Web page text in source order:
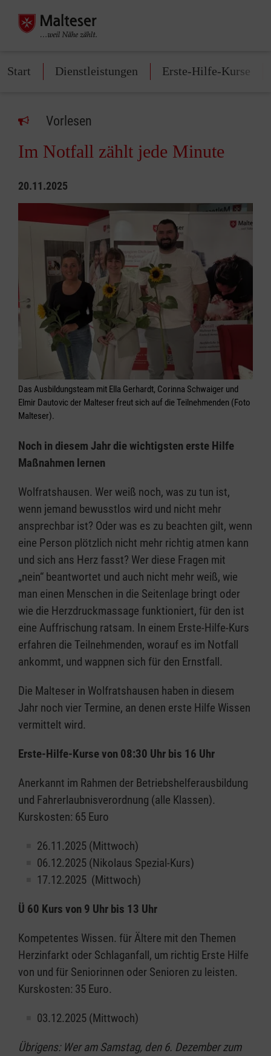
Start Dienstleistungen Erste-Hilfe-Kurse
Vorlesen
Im Notfall zählt jede Minute
20.11.2025
Das Ausbildungsteam mit Ella Gerhardt, Corinna Schwaiger und
Elmir Dautovic der Malteser freut sich auf die Teilnehmenden (Foto
Malteser).
Noch in diesem Jahr die wichtigsten erste Hilfe
Maßnahmen lernen
Wolfratshausen. Wer weiß noch, was zu tun ist,
wenn jemand bewusstlos wird und nicht mehr
ansprechbar ist? Oder was es zu beachten gilt, wenn
eine Person plötzlich nicht mehr richtig atmen kann
und sich ans Herz fasst? Wer diese Fragen mit
„nein“ beantwortet und auch nicht mehr weiß, wie
man einen Menschen in die Seitenlage bringt oder
wie die Herzdruckmassage funktioniert, für den ist
eine Auffrischung ratsam. In einem Erste-Hilfe-Kurs
erfahren die Teilnehmenden, worauf es im Notfall
ankommt, und wappnen sich für den Ernstfall.
Die Malteser in Wolfratshausen haben in diesem
Jahr noch vier Termine, an denen erste Hilfe Wissen
vermittelt wird.
Erste-Hilfe-Kurse von 08:30 Uhr bis 16 Uhr
Anerkannt im Rahmen der Betriebshelferausbildung
und Fahrerlaubnisverordnung (alle Klassen).
Kurskosten: 65 Euro
26.11.2025 (Mittwoch)
06.12.2025 (Nikolaus Spezial-Kurs)
17.12.2025 (Mittwoch)
Ü 60 Kurs von 9 Uhr bis 13 Uhr
Kompetentes Wissen. für Ältere mit den Themen
Herzinfarkt oder Schlaganfall, um richtig Erste Hilfe
von und für Seniorinnen oder Senioren zu leisten.
Kurskosten: 35 Euro.
03.12.2025 (Mittwoch)
Übrigens: Wer am Samstag, den 6. Dezember zum